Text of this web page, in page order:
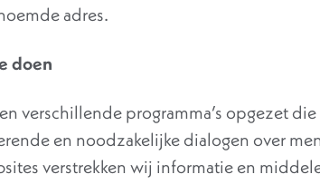
adres.
doen
verschillende programma’s opgezet
en noodzakelijke dialogen over
verstrekken wij informatie en